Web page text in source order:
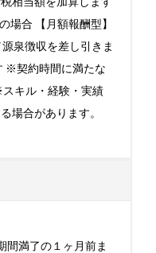
場合 【月額報酬型】
泉徴収を差し引きま
※契約時間に満たな
キル・経験・実績
場合があります。
間満了の１ヶ月前ま